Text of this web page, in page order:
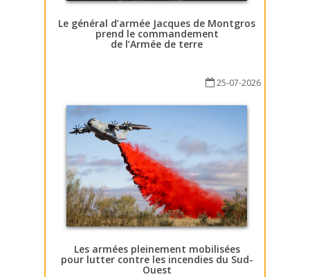
Le général d’armée Jacques de Montgros
prend le commandement
de l’Armée de terre
25-07-2026
Les armées pleinement mobilisées
pour lutter contre les incendies du Sud-
Ouest